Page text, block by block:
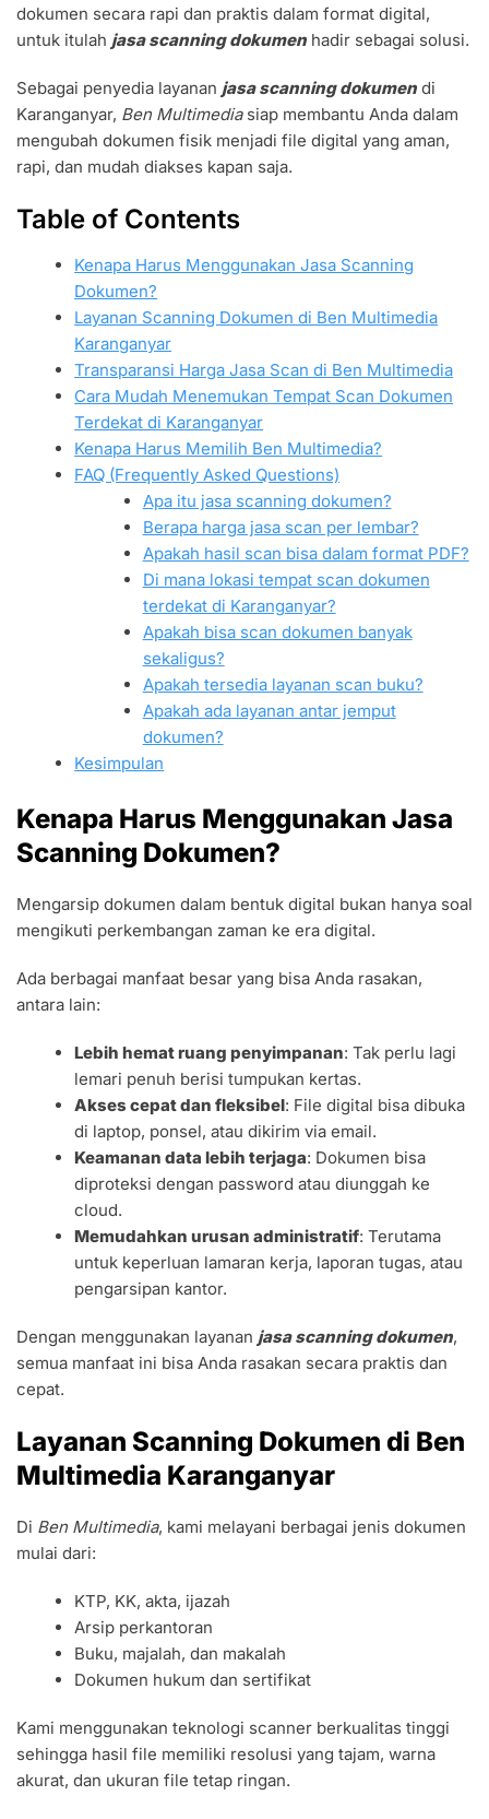
dokumen secara rapi dan praktis dalam format digital,
untuk itulah jasa scanning dokumen hadir sebagai solusi.
Sebagai penyedia layanan jasa scanning dokumen di
Karanganyar, Ben Multimediasiap membantu Anda dalam
mengubah dokumen fisik menjadi file digital yang aman,
rapi, dan mudah diakses kapan saja.
Table of Contents
Kenapa Harus Menggunakan Jasa Scanning
Dokumen?
Layanan Scanning Dokumen di Ben Multimedia
Karanganyar
Transparansi Harga Jasa Scan di Ben Multimedia
Cara Mudah Menemukan Tempat Scan Dokumen
Terdekat di Karanganyar
Kenapa Harus Memilih Ben Multimedia?
FAQ (Frequently Asked Questions)
Apa itu jasa scanning dokumen?
Berapa harga jasa scan per lembar?
Apakah hasil scan bisa dalam format PDF?
Di mana lokasi tempat scan dokumen
terdekat di Karanganyar?
Apakah bisa scan dokumen banyak
sekaligus?
Apakah tersedia layanan scan buku?
Apakah ada layanan antar jemput
dokumen?
Kesimpulan
Kenapa Harus Menggunakan Jasa
Scanning Dokumen?
Mengarsip dokumen dalam bentuk digital bukan hanya soal
mengikuti perkembangan zaman ke era digital.
Ada berbagai manfaat besar yang bisa Anda rasakan,
antara lain:
Lebih hemat ruang penyimpanan: Tak perlu lagi
lemari penuh berisi tumpukan kertas.
Akses cepat dan fleksibel: File digital bisa dibuka
di laptop, ponsel, atau dikirim via email.
Keamanan data lebih terjaga: Dokumen bisa
diproteksi dengan password atau diunggah ke
cloud.
Memudahkan urusan administratif: Terutama
untuk keperluan lamaran kerja, laporan tugas, atau
pengarsipan kantor.
Dengan menggunakan layanan jasa scanning dokumen,
semua manfaat ini bisa Anda rasakan secara praktis dan
cepat.
Layanan Scanning Dokumen di Ben
Multimedia Karanganyar
Di Ben Multimedia, kami melayani berbagai jenis dokumen
mulai dari:
KTP, KK, akta, ijazah
Arsip perkantoran
Buku, majalah, dan makalah
Dokumen hukum dan sertifikat
Kami menggunakan teknologi scanner berkualitas tinggi
sehingga hasil file memiliki resolusi yang tajam, warna
akurat, dan ukuran file tetap ringan.